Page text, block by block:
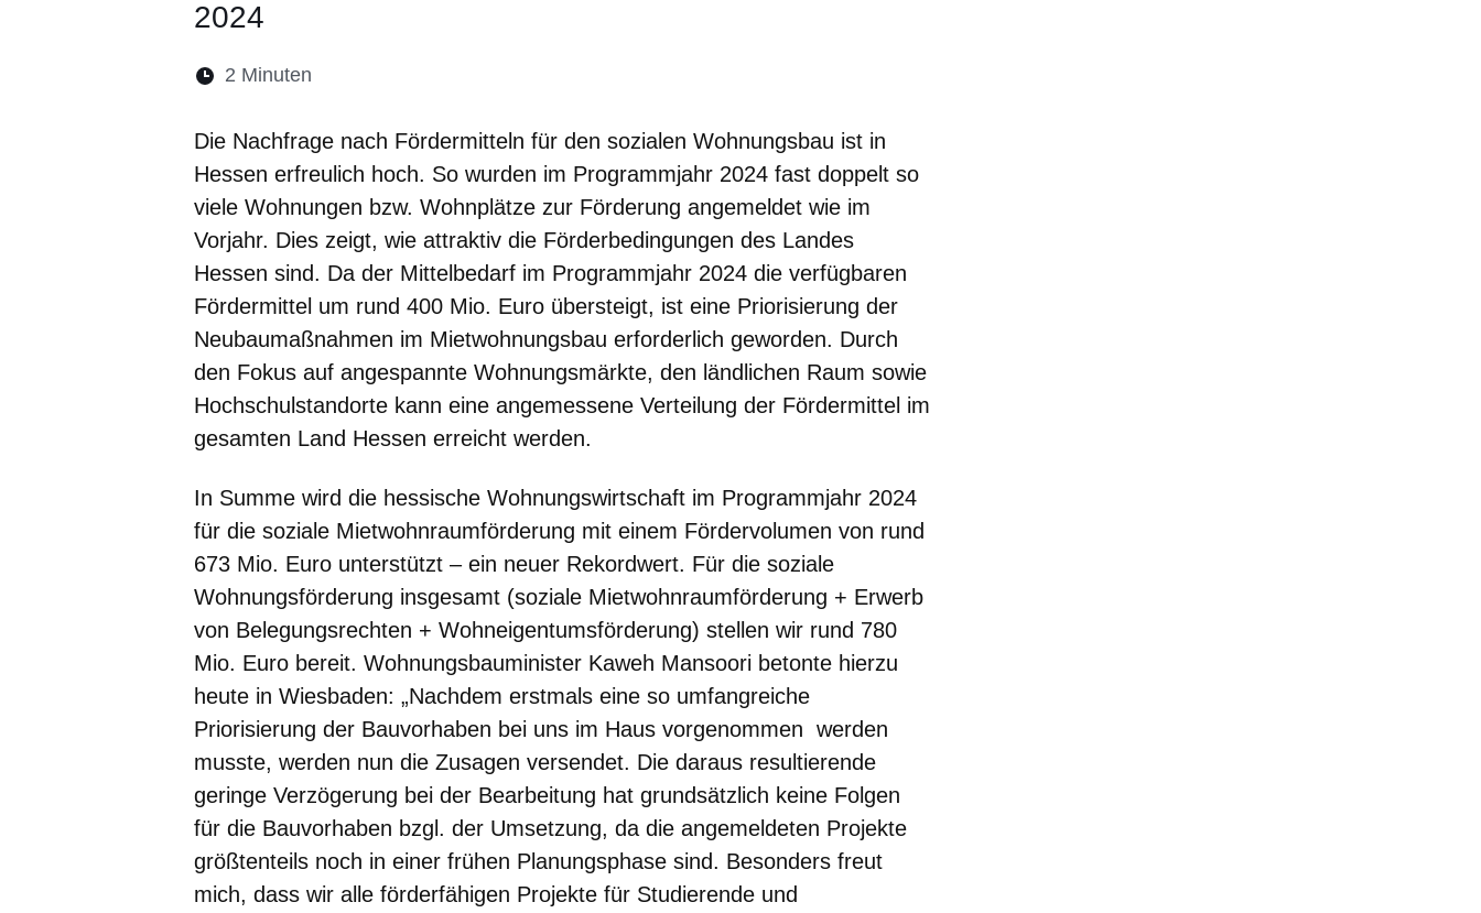
2024
Lesedauer:
2 Minuten
Die Nachfrage nach Fördermitteln für den sozialen Wohnungsbau ist in
Hessen erfreulich hoch. So wurden im Programmjahr 2024 fast doppelt so
viele Wohnungen bzw. Wohnplätze zur Förderung angemeldet wie im
Vorjahr. Dies zeigt, wie attraktiv die Förderbedingungen des Landes
Hessen sind. Da der Mittelbedarf im Programmjahr 2024 die verfügbaren
Fördermittel um rund 400 Mio. Euro übersteigt, ist eine Priorisierung der
Neubaumaßnahmen im Mietwohnungsbau erforderlich geworden. Durch
den Fokus auf angespannte Wohnungsmärkte, den ländlichen Raum sowie
Hochschulstandorte kann eine angemessene Verteilung der Fördermittel im
gesamten Land Hessen erreicht werden.
In Summe wird die hessische Wohnungswirtschaft im Programmjahr 2024
für die soziale Mietwohnraumförderung mit einem Fördervolumen von rund
673 Mio. Euro unterstützt – ein neuer Rekordwert. Für die soziale
Wohnungsförderung insgesamt (soziale Mietwohnraumförderung + Erwerb
von Belegungsrechten + Wohneigentumsförderung) stellen wir rund 780
Mio. Euro bereit. Wohnungsbauminister Kaweh Mansoori betonte hierzu
heute in Wiesbaden: „Nachdem erstmals eine so umfangreiche
Priorisierung der Bauvorhaben bei uns im Haus vorgenommen werden
musste, werden nun die Zusagen versendet. Die daraus resultierende
geringe Verzögerung bei der Bearbeitung hat grundsätzlich keine Folgen
für die Bauvorhaben bzgl. der Umsetzung, da die angemeldeten Projekte
größtenteils noch in einer frühen Planungsphase sind. Besonders freut
mich, dass wir alle förderfähigen Projekte für Studierende und